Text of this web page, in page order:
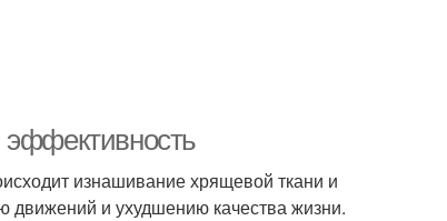
эффективность
изнашивание хрящевой ткани и
движений и ухудшению качества жизни.